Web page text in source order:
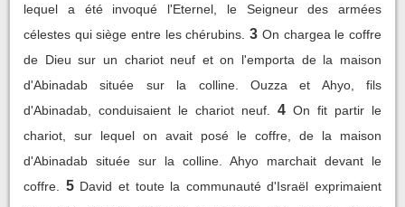
lequel a été invoqué l'Eternel, le Seigneur des armées
célestes qui siège entre les chérubins. 3 On chargea le coffre
de Dieu sur un chariot neuf et on l'emporta de la maison
d'Abinadab située sur la colline. Ouzza et Ahyo, fils
d'Abinadab, conduisaient le chariot neuf.
4 On fit partir le
chariot, sur lequel on avait posé le coffre, de la maison
d'Abinadab située sur la colline. Ahyo marchait devant le
coffre.
5 David et toute la communauté d'Israël exprimaient